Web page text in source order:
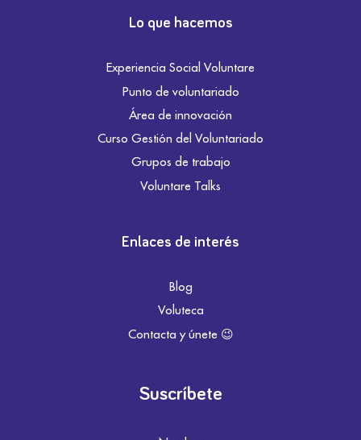
Lo que hacemos
Experiencia Social Voluntare
Punto de voluntariado
Área de innovación
Curso Gestión del Voluntariado
Grupos de trabajo
Voluntare Talks
Enlaces de interés
Blog
Voluteca
Contacta y únete 😉
Suscríbete